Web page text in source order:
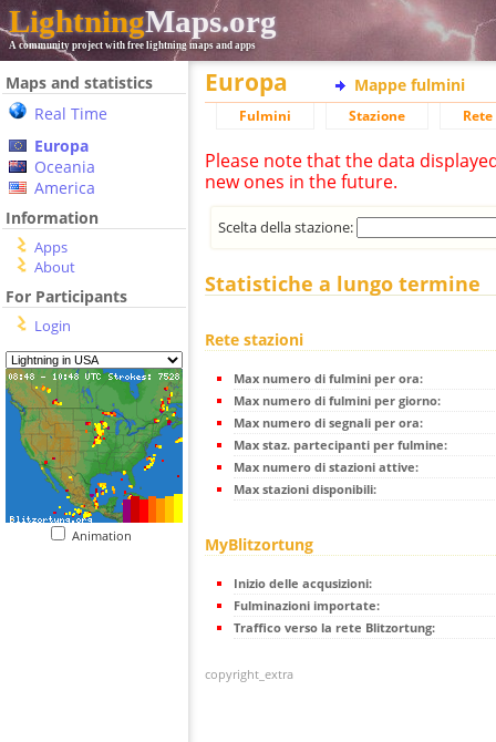
LightningMaps.org
A community project with free lightning maps and apps
Maps and statistics
Real Time
Europa
Oceania
America
Information
Apps
About
For Participants
Login
Animation
Europa Mappe fulmini
Fulmini Stazione
Please note that the data
new ones in the future.
Scelta della stazione:
Statistiche a lungo termine
Rete stazioni
Max numero di fulmini per ora:
Max numero di fulmini per giorno:
Max numero di segnali per ora:
Max staz. partecipanti per fulmine:
Max numero di stazioni attive:
Max stazioni disponibili:
MyBlitzortung
Inizio delle acqusizioni:
Fulminazioni importate:
Traffico verso la rete Blitzortung:
copyright_extra